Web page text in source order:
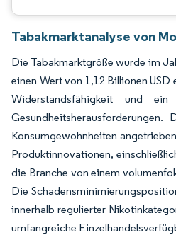
Tabakmarktanalyse von
Die Tabakmarktgröße wurde im
einen Wert von 1,12 Billionen
Widerstandsfähigkeit und
Konsumgewohnheiten
Produktinnovationen,
die Branche von einem
Die
innerhalb regulierter
umfangreiche